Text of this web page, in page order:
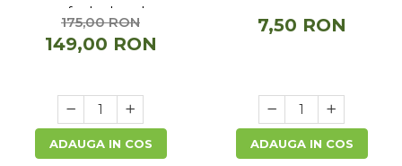
secara, sfecla de zahar, orz
175,00 RON
149,00 RON
ADAUGA IN COS
7,50 RON
ADAUGA IN COS